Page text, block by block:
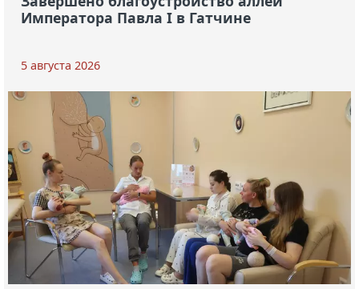
Императора Павла I в Гатчине
5 августа 2026